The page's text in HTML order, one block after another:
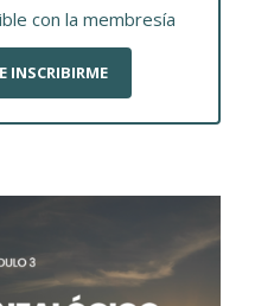
con la membresía
INSCRIBIRME